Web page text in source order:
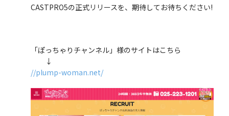
CASTPRO5の正式リリースを、期待してお待ちください!
「ぽっちゃりチャンネル」様のサイトはこちら
↓
//plump-woman.net/